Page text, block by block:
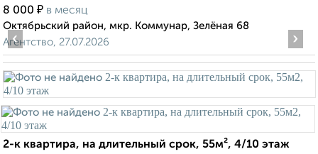
8 000 ₽ в месяц
Октябрьский район, мкр. Коммунар, Зелёная 68
Агентство, 27.07.2026
‹ ›
2-к квартира, на длительный срок, 55м², 4/10 этаж